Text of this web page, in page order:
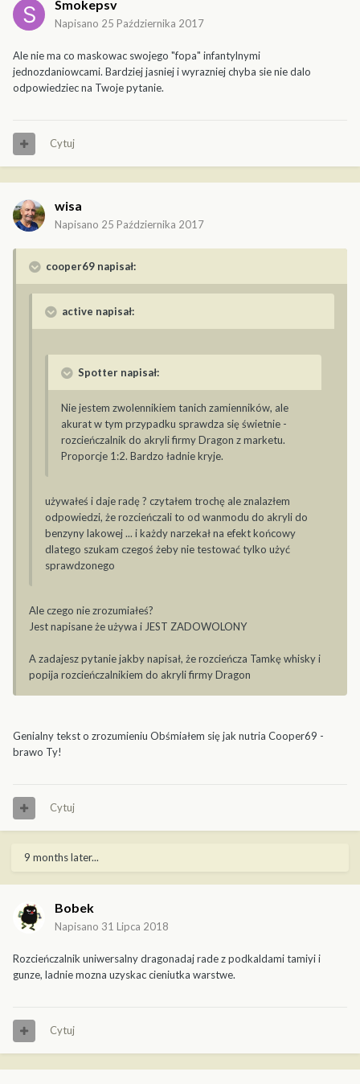
Smokepsv
Napisano 25 Października 2017
Ale nie ma co maskowac swojego "fopa" infantylnymi
jednozdaniowcami. Bardziej jasniej i wyrazniej chyba sie nie dalo
odpowiedziec na Twoje pytanie.
Cytuj
wisa
Napisano 25 Października 2017
cooper69 napisał:
active napisał:
Spotter napisał:
Nie jestem zwolennikiem tanich zamienników, ale
akurat w tym przypadku sprawdza się świetnie -
rozcieńczalnik do akryli firmy Dragon z marketu.
Proporcje 1:2. Bardzo ładnie kryje.
używałeś i daje radę ? czytałem trochę ale znalazłem
odpowiedzi, że rozcieńczali to od wanmodu do akryli do
benzyny lakowej ... i każdy narzekał na efekt końcowy
dlatego szukam czegoś żeby nie testować tylko użyć
sprawdzonego
Ale czego nie zrozumiałeś?
Jest napisane że używa i JEST ZADOWOLONY
A zadajesz pytanie jakby napisał, że rozcieńcza Tamkę whisky i
popija rozcieńczalnikiem do akryli firmy Dragon
Genialny tekst o zrozumieniu Obśmiałem się jak nutria Cooper69 -
brawo Ty!
Cytuj
9 months later...
Bobek
Napisano 31 Lipca 2018
Rozcieńczalnik uniwersalny dragonadaj rade z podkaldami tamiyi i
gunze, ladnie mozna uzyskac cieniutka warstwe.
Cytuj